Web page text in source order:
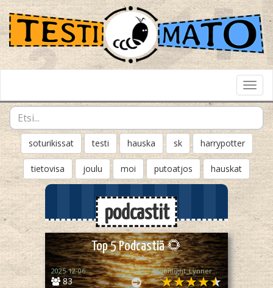
soturikissat testi hauska sk harrypotter
tietovisa joulu moi putoatjos hauskat
podcastit
Top 5 Podcastiä 🌻
83
2025-12-06 ꧁♡ Moonlight_Lynner_Lover ♡꧂